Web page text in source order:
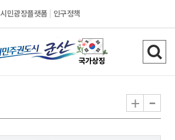
시민광장플랫폼 인구정책
시
민
권
검
색
기
+ -